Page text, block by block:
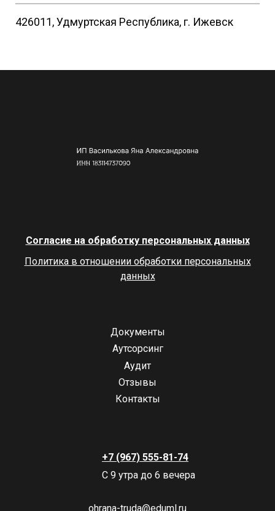
426011, Удмуртская Республика, г. Ижевск
Согласие на обработку персональных данных
Политика в отношении обработки персональных
данных
Документы
Аутсорсинг
Аудит
Отзывы
Контакты
+7 (967) 555-81-74
С 9 утра до 6 вечера
ohrana-truda@eduml.ru